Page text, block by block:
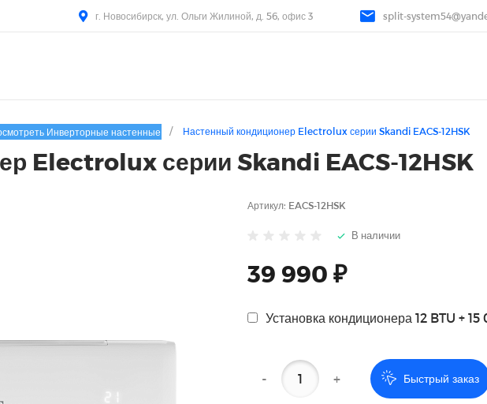
г. Новосибирск, ул. Ольги Жилиной, д. 56, офис 3 split-
Инверторные настенные / Настенный кондиционер Electrolux серии Skandi EACS-12HSK
Electrolux серии Skandi EACS-12HSK
Артикул: EACS-12HSK
В наличии
39 990 ₽
Установка кондиционера 12 BTU +
- + Быстрый заказ